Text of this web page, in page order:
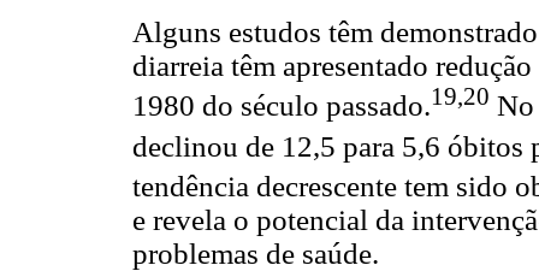
Alguns estudos têm
diarreia têm apresentado
1980 do século passado.19,20 No
declinou de 12,5 para 5,6 óbitos
tendência decrescente tem sido
e revela o potencial da
problemas de saúde.